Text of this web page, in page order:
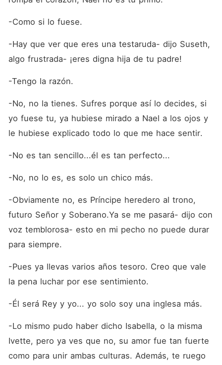
-Como si lo fuese.
-Hay que ver que eres una testaruda- dijo Suseth,
algo frustrada- ¡eres digna hija de tu padre!
-Tengo la razón.
-No, no la tienes. Sufres porque así lo decides, si
yo fuese tu, ya hubiese mirado a Nael a los ojos y
le hubiese explicado todo lo que me hace sentir.
-No es tan sencillo...él es tan perfecto...
-No, no lo es, es solo un chico más.
-Obviamente no, es Príncipe heredero al trono,
futuro Señor y Soberano.Ya se me pasará- dijo con
voz temblorosa- esto en mi pecho no puede durar
para siempre.
-Pues ya llevas varios años tesoro. Creo que vale
la pena luchar por ese sentimiento.
-Él será Rey y yo... yo solo soy una inglesa más.
-Lo mismo pudo haber dicho Isabella, o la misma
Ivette, pero ya ves que no, su amor fue tan fuerte
como para unir ambas culturas. Además, te ruego